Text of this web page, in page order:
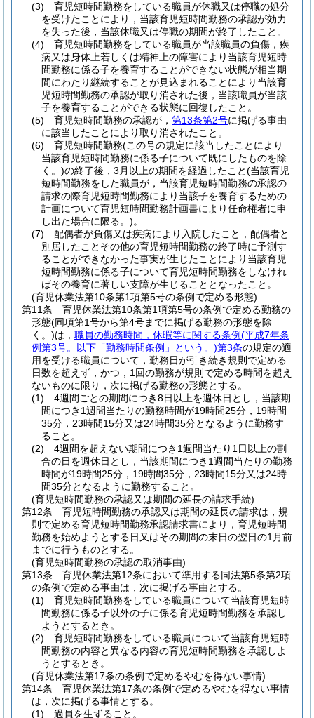
(3)
育児短時間勤務をしている職員が休職又は停職の処分
を受けたことにより，当該育児短時間勤務の承認が効力
を失った後，当該休職又は停職の期間が終了したこと。
(4)
育児短時間勤務をしている職員が当該職員の負傷，疾
病又は身体上若しくは精神上の障害により当該育児短時
間勤務に係る子を養育することができない状態が相当期
間にわたり継続することが見込まれることにより当該育
児短時間勤務の承認が取り消された後，当該職員が当該
子を養育することができる状態に回復したこと。
(5)
育児短時間勤務の承認が， 第13条第2号に掲げる事由
に該当したことにより取り消されたこと。
(6)
育児短時間勤務(この号の規定に該当したことにより
当該育児短時間勤務に係る子について既にしたものを除
く。)の終了後，3月以上の期間を経過したこと(当該育児
短時間勤務をした職員が，当該育児短時間勤務の承認の
請求の際育児短時間勤務により当該子を養育するための
計画について育児短時間勤務計画書により任命権者に申
し出た場合に限る。)。
(7)
配偶者が負傷又は疾病により入院したこと，配偶者と
別居したことその他の育児短時間勤務の終了時に予測す
ることができなかった事実が生じたことにより当該育児
短時間勤務に係る子について育児短時間勤務をしなけれ
ばその養育に著しい支障が生じることとなったこと。
(育児休業法第10条第1項第5号の条例で定める形態)
第11条
育児休業法第10条第1項第5号の条例で定める勤務の
形態(同項第1号から第4号までに掲げる勤務の形態を除
く。)は， 職員の勤務時間，休暇等に関する条例(平成7年条
例第3号。以下「勤務時間条例」という。)第3条の規定の適
用を受ける職員について，勤務日が引き続き規則で定める
日数を超えず，かつ，1回の勤務が規則で定める時間を超え
ないものに限り，次に掲げる勤務の形態とする。
(1)
4週間ごとの期間につき8日以上を週休日とし，当該期
間につき1週間当たりの勤務時間が19時間25分，19時間
35分，23時間15分又は24時間35分となるように勤務す
ること。
(2)
4週間を超えない期間につき1週間当たり1日以上の割
合の日を週休日とし，当該期間につき1週間当たりの勤務
時間が19時間25分，19時間35分，23時間15分又は24時
間35分となるように勤務すること。
(育児短時間勤務の承認又は期間の延長の請求手続)
第12条
育児短時間勤務の承認又は期間の延長の請求は，規
則で定める育児短時間勤務承認請求書により，育児短時間
勤務を始めようとする日又はその期間の末日の翌日の1月前
までに行うものとする。
(育児短時間勤務の承認の取消事由)
第13条
育児休業法第12条において準用する同法第5条第2項
の条例で定める事由は，次に掲げる事由とする。
(1)
育児短時間勤務をしている職員について当該育児短時
間勤務に係る子以外の子に係る育児短時間勤務を承認し
ようとするとき。
(2)
育児短時間勤務をしている職員について当該育児短時
間勤務の内容と異なる内容の育児短時間勤務を承認しよ
うとするとき。
(育児休業法第17条の条例で定めるやむを得ない事情)
第14条
育児休業法第17条の条例で定めるやむを得ない事情
は，次に掲げる事情とする。
(1)
過員を生ずること。